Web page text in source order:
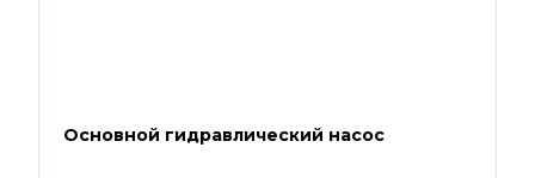
Основной гидравлический насос